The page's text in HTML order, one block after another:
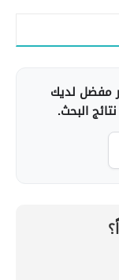
مفضل لديك
البحث.